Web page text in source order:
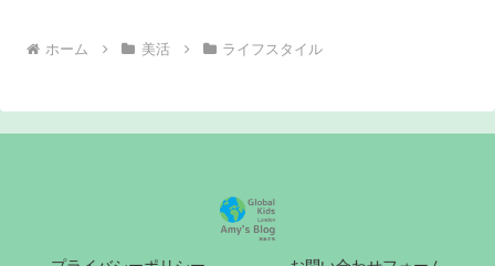
ホーム 美活 ライフスタイル